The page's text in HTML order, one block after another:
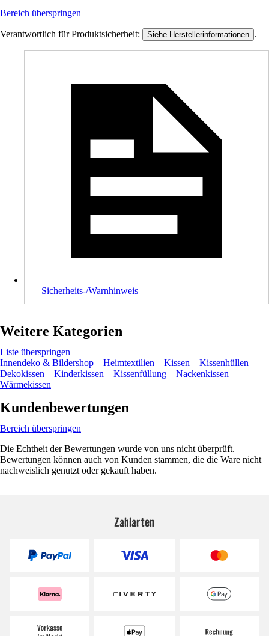
Bereich überspringen
Verantwortlich für Produktsicherheit: Siehe Herstellerinformationen .
Sicherheits-/Warnhinweis
Weitere Kategorien
Liste überspringen
Innendeko & Bildershop
Heimtextilien Kissen
Kissenhüllen
Dekokissen
Kinderkissen Kissenfüllung
Nackenkissen
Wärmekissen
Kundenbewertungen
Bereich überspringen
Die Echtheit der Bewertungen wurde von uns nicht überprüft.
Bewertungen können auch von Kunden stammen, die die Ware nicht
nachweislich genutzt oder gekauft haben.
Zahlarten